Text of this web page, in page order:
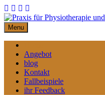
Skip
to
content
Menu
Angebot
blog
Kontakt
Fallbeispiele
ihr Feedback